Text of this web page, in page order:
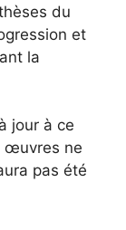
du
et
la
jour à ce
œuvres ne
pas été